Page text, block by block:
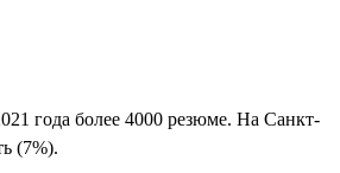
года более 4000 резюме. На Санкт-
(7%).